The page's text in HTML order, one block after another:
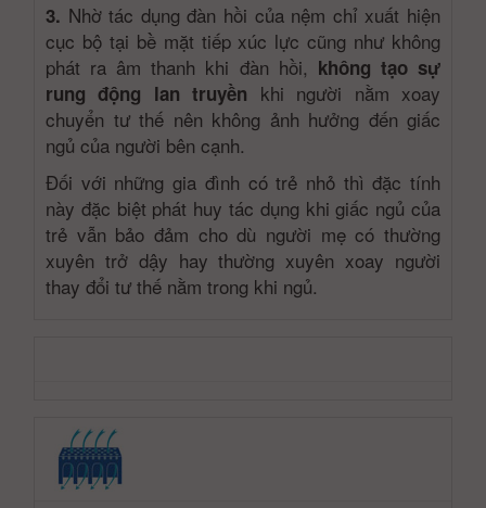
3. Nhờ tác dụng đàn hồi của nệm chỉ xuất hiện
cục bộ tại bề mặt tiếp xúc lực cũng như không
phát ra âm thanh khi đàn hồi, không tạo sự
rung động lan truyền khi người nằm xoay
chuyển tư thế nên không ảnh hưởng đến giấc
ngủ của người bên cạnh.
Đối với những gia đình có trẻ nhỏ thì đặc tính
này đặc biệt phát huy tác dụng khi giấc ngủ của
trẻ vẫn bảo đảm cho dù người mẹ có thường
xuyên trở dậy hay thường xuyên xoay người
thay đổi tư thế nằm trong khi ngủ.